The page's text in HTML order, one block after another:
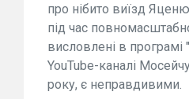
про нібито виїзд
під час
висловлені в
YouTube-каналі
року, є неправдивими.